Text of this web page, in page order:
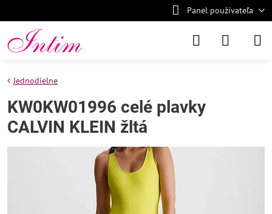
Panel používateľa
Jednodielne
KW0KW01996 celé plavky
CALVIN KLEIN žltá